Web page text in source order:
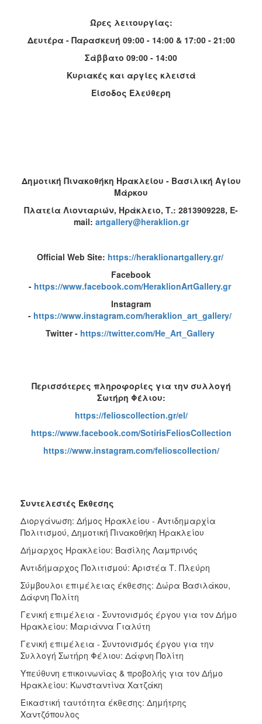
Ώρες λειτουργίας:
Δευτέρα - Παρασκευή 09:00 - 14:00 & 17:00 - 21:00
Σάββατο 09:00 - 14:00
Κυριακές και αργίες κλειστά
Είσοδος Ελεύθερη
Δημοτική Πινακοθήκη Ηρακλείου - Βασιλική Αγίου
Μάρκου
Πλατεία Λιονταριών, Ηράκλειο, Τ.: 2813909228, E-
mail: artgallery@heraklion.gr
Official Web Site: https://heraklionartgallery.gr/
Facebook
- https://www.facebook.com/HeraklionArtGallery.gr
Instagram
- https://www.instagram.com/heraklion_art_gallery/
Twitter - https://twitter.com/He_Art_Gallery
Περισσότερες πληροφορίες για την συλλογή
Σωτήρη Φέλιου:
https://felioscollection.gr/el/
https://www.facebook.com/SotirisFeliosCollection
https://www.instagram.com/felioscollection/
Συντελεστές Έκθεσης
Διοργάνωση: Δήμος Ηρακλείου - Αντιδημαρχία
Πολιτισμού, Δημοτική Πινακοθήκη Ηρακλείου
Δήμαρχος Ηρακλείου: Βασίλης Λαμπρινός
Αντιδήμαρχος Πολιτισμού: Αριστέα Τ. Πλεύρη
Σύμβουλοι επιμέλειας έκθεσης: Δώρα Βασιλάκου,
Δάφνη Πολίτη
Γενική επιμέλεια - Συντονισμός έργου για τον Δήμο
Ηρακλείου: Μαριάννα Γιαλύτη
Γενική επιμέλεια - Συντονισμός έργου για την
Συλλογή Σωτήρη Φέλιου: Δάφνη Πολίτη
Υπεύθυνη επικοινωνίας & προβολής για τον Δήμο
Ηρακλείου: Κωνσταντίνα Χατζάκη
Εικαστική ταυτότητα έκθεσης: Δημήτρης
Χαντζόπουλος